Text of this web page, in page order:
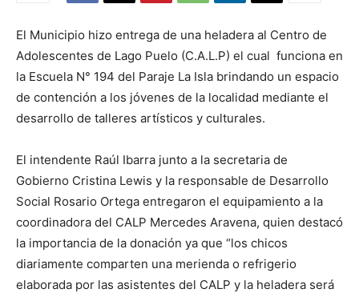
El Municipio hizo entrega de una heladera al Centro de
Adolescentes de Lago Puelo (C.A.L.P) el cual funciona en
la Escuela N° 194 del Paraje La Isla brindando un espacio
de contención a los jóvenes de la localidad mediante el
desarrollo de talleres artísticos y culturales.
El intendente Raúl Ibarra junto a la secretaria de
Gobierno Cristina Lewis y la responsable de Desarrollo
Social Rosario Ortega entregaron el equipamiento a la
coordinadora del CALP Mercedes Aravena, quien destacó
la importancia de la donación ya que “los chicos
diariamente comparten una merienda o refrigerio
elaborada por las asistentes del CALP y la heladera será